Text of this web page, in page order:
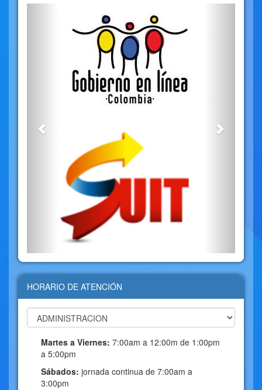
HORARIO DE ATENCIÓN
Martes a Viernes: 7:00am a 12:00m de 1:00pm
a 5:00pm
Sábados: jornada continua de 7:00am a
3:00pm